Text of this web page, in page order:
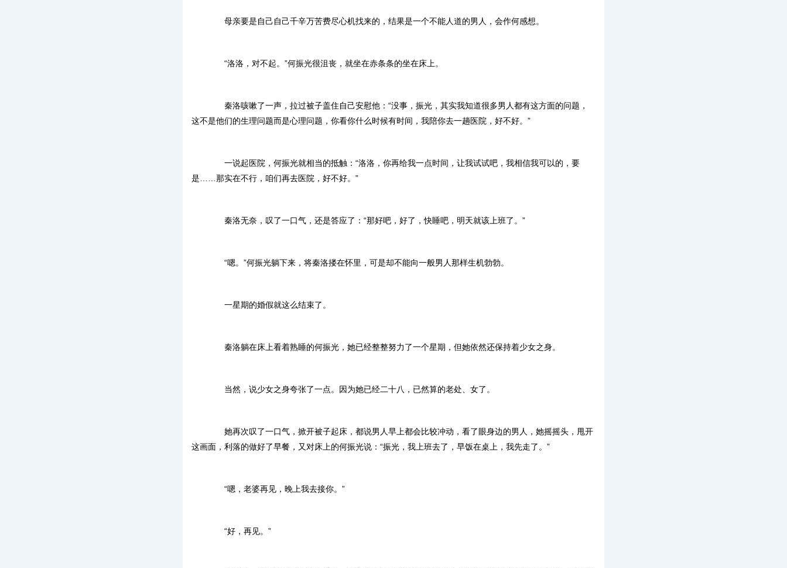
母亲要是自己自己千辛万苦费尽心机找来的，结果是一个不能人道的男人，会作何感想。
“洛洛，对不起。”何振光很沮丧，就坐在赤条条的坐在床上。
秦洛咳嗽了一声，拉过被子盖住自己安慰他：“没事，振光，其实我知道很多男人都有这方面的问题，
这不是他们的生理问题而是心理问题，你看你什么时候有时间，我陪你去一趟医院，好不好。”
一说起医院，何振光就相当的抵触：“洛洛，你再给我一点时间，让我试试吧，我相信我可以的，要
是……那实在不行，咱们再去医院，好不好。”
秦洛无奈，叹了一口气，还是答应了：“那好吧，好了，快睡吧，明天就该上班了。”
“嗯。”何振光躺下来，将秦洛搂在怀里，可是却不能向一般男人那样生机勃勃。
一星期的婚假就这么结束了。
秦洛躺在床上看着熟睡的何振光，她已经整整努力了一个星期，但她依然还保持着少女之身。
当然，说少女之身夸张了一点。因为她已经二十八，已然算的老处、女了。
她再次叹了一口气，掀开被子起床，都说男人早上都会比较冲动，看了眼身边的男人，她摇摇头，甩开
这画面，利落的做好了早餐，又对床上的何振光说：“振光，我上班去了，早饭在桌上，我先走了。”
“嗯，老婆再见，晚上我去接你。”
“好，再见。”